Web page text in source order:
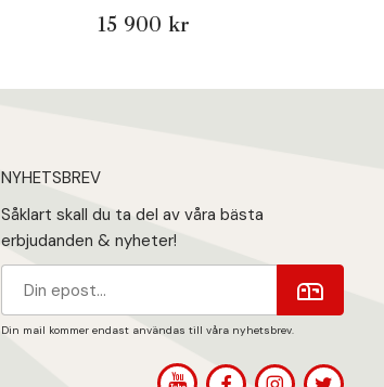
15 900 kr
NYHETSBREV
Såklart skall du ta del av våra bästa
erbjudanden & nyheter!
Din mail kommer endast användas till våra nyhetsbrev.